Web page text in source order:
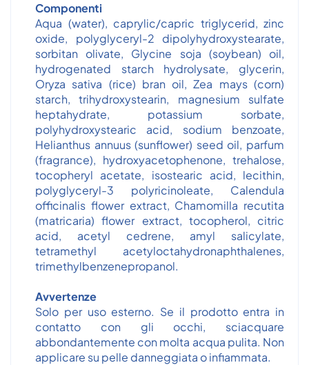
Componenti
Aqua (water), caprylic/capric triglycerid, zinc
oxide, polyglyceryl-2 dipolyhydroxystearate,
sorbitan olivate, Glycine soja (soybean) oil,
hydrogenated starch hydrolysate, glycerin,
Oryza sativa (rice) bran oil, Zea mays (corn)
starch, trihydroxystearin, magnesium sulfate
heptahydrate, potassium sorbate,
polyhydroxystearic acid, sodium benzoate,
Helianthus annuus (sunflower) seed oil, parfum
(fragrance), hydroxyacetophenone, trehalose,
tocopheryl acetate, isostearic acid, lecithin,
polyglyceryl-3 polyricinoleate, Calendula
officinalis flower extract, Chamomilla recutita
(matricaria) flower extract, tocopherol, citric
acid, acetyl cedrene, amyl salicylate,
tetramethyl acetyloctahydronaphthalenes,
trimethylbenzenepropanol.
Avvertenze
Solo per uso esterno. Se il prodotto entra in
contatto con gli occhi, sciacquare
abbondantemente con molta acqua pulita. Non
applicare su pelle danneggiata o infiammata.